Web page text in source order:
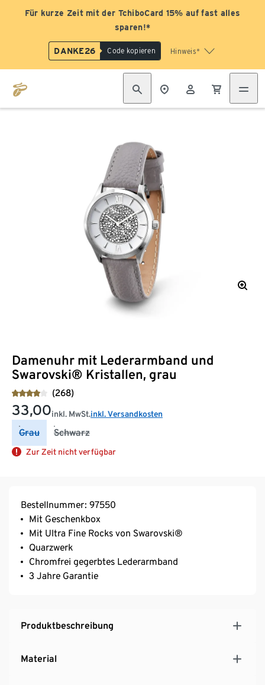
Für kurze Zeit mit der TchiboCard 15% auf fast alles
sparen!*
DANKE26 Code kopieren Hinweis*
Damenuhr mit Lederarmband und
Swarovski® Kristallen, grau
(268)
33,00inkl. MwSt.inkl. Versandkosten
Grau Schwarz
Zur Zeit nicht verfügbar
Bestellnummer: 97550
Mit Geschenkbox
Mit Ultra Fine Rocks von Swarovski®
Quarzwerk
Chromfrei gegerbtes Lederarmband
3 Jahre Garantie
Produktbeschreibung
Material